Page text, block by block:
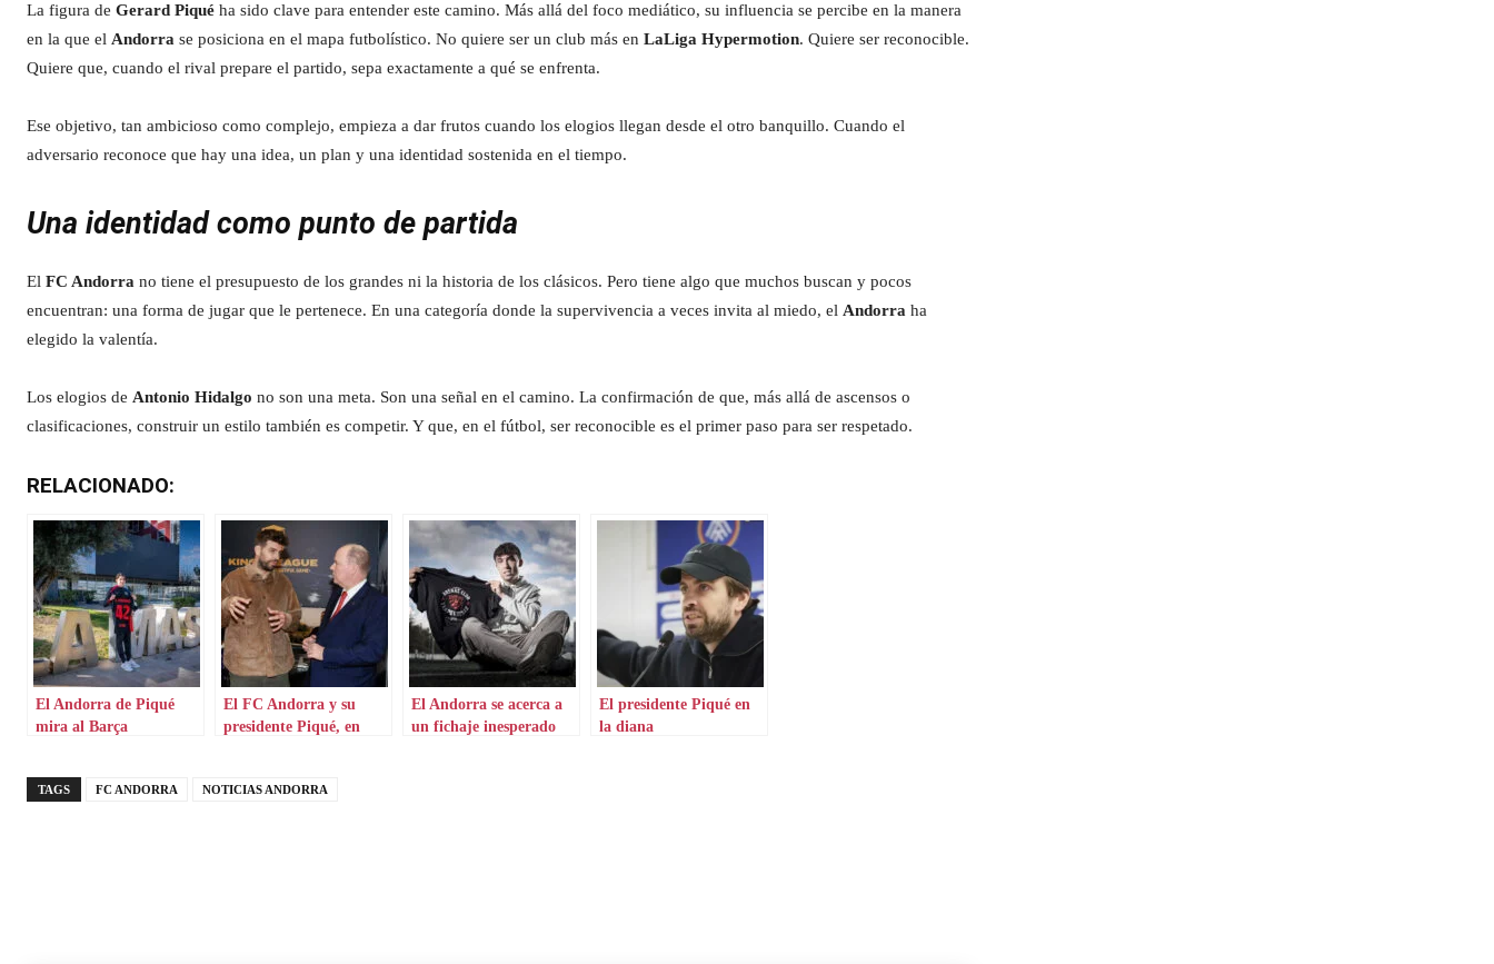
La figura de Gerard Piqué ha sido clave para entender este camino. Más allá del foco mediático, su influencia se percibe en la manera
en la que el Andorra se posiciona en el mapa futbolístico. No quiere ser un club más en LaLiga Hypermotion. Quiere ser reconocible.
Quiere que, cuando el rival prepare el partido, sepa exactamente a qué se enfrenta.
Ese objetivo, tan ambicioso como complejo, empieza a dar frutos cuando los elogios llegan desde el otro banquillo. Cuando el
adversario reconoce que hay una idea, un plan y una identidad sostenida en el tiempo.
Una identidad como punto de partida
El FC Andorra no tiene el presupuesto de los grandes ni la historia de los clásicos. Pero tiene algo que muchos buscan y pocos
encuentran: una forma de jugar que le pertenece. En una categoría donde la supervivencia a veces invita al miedo, el Andorra ha
elegido la valentía.
Los elogios de Antonio Hidalgo no son una meta. Son una señal en el camino. La confirmación de que, más allá de ascensos o
clasificaciones, construir un estilo también es competir. Y que, en el fútbol, ser reconocible es el primer paso para ser respetado.
RELACIONADO:
El Andorra de Piqué
mira al Barça
El FC Andorra y su
presidente Piqué, en
El Andorra se acerca a
un fichaje inesperado
El presidente Piqué en
la diana
TAGS FC ANDORRA NOTICIAS ANDORRA